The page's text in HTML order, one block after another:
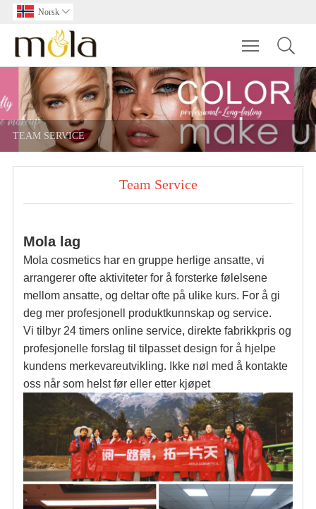
Norsk 
Toggle
TEAM SERVICE
Team Service
Mola lag
Mola cosmetics har en gruppe herlige ansatte, vi
arrangerer ofte aktiviteter for å forsterke følelsene
mellom ansatte, og deltar ofte på ulike kurs. For å gi
deg mer profesjonell produktkunnskap og service.
Vi tilbyr 24 timers online service, direkte fabrikkpris og
profesjonelle forslag til tilpasset design for å hjelpe
kundens merkevareutvikling. Ikke nøl med å kontakte
oss når som helst før eller etter kjøpet